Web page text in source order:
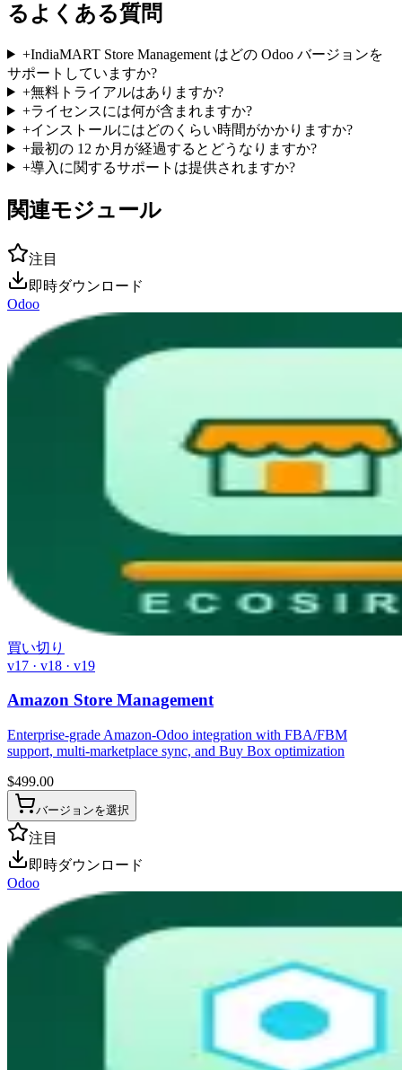
るよくある質問
+IndiaMART Store Management はどの Odoo バージョンを
サポートしていますか?
+無料トライアルはありますか?
+ライセンスには何が含まれますか?
+インストールにはどのくらい時間がかかりますか?
+最初の 12 か月が経過するとどうなりますか?
+導入に関するサポートは提供されますか?
関連モジュール
注目
即時ダウンロード
Odoo
買い切り
v17 · v18 · v19
Amazon Store Management
Enterprise-grade Amazon-Odoo integration with FBA/FBM
support, multi-marketplace sync, and Buy Box optimization
$499.00
バージョンを選択
注目
即時ダウンロード
Odoo